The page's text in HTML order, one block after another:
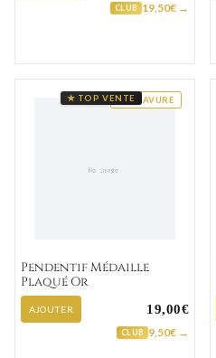
CLUB 19,50€ →
GRAVURE
★ TOP VENTE
Pendentif Médaille
Plaqué Or
AJOUTER 19,00€
CLUB 9,50€ →